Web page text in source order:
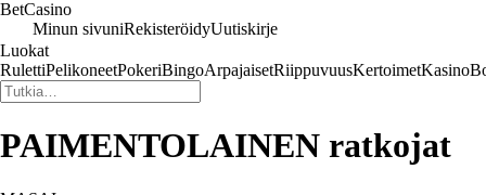
BetCasino
Minun sivuniRekisteröidyUutiskirje
Luokat
RulettiPelikoneetPokeriBingoArpajaisetRiippuvuusKertoimetKasino
PAIMENTOLAINEN ratkojat